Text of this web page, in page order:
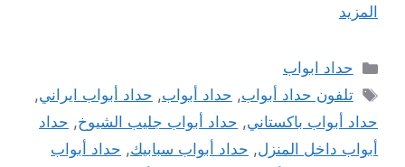
المزيد
التصنيفات
حداد ابواب
الوسوم
تلفون حداد أبواب, حداد أبواب, حداد أبواب ايراني,
حداد أبواب باكستاني, حداد أبواب جليب الشيوخ, حداد
أبواب داخل المنزل, حداد أبواب سبابيك, حداد أبواب